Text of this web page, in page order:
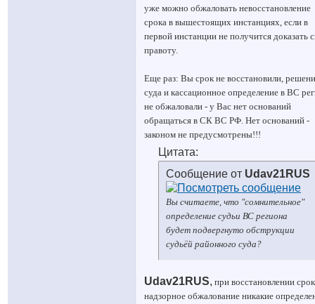
уже можно обжаловать невосстановление
срока в вышестоящих инстанциях, если в
первой инстанции не получится доказать
правоту.
Еще раз: Вы срок не восстановили,
суда и кассационное определение в ВС
не обжаловали - у Вас нет оснований
обращаться в СК ВС РФ. Нет оснований -
законом не предусмотрены!!!
Цитата:
Сообщение от Udav21RUS
Вы считаете, что "сомнительное"
определение судьи ВС региона
будет подвергнуто обструкции
судьёй районного суда?
Udav21RUS, при восстановлении
надзорное обжалование никакие